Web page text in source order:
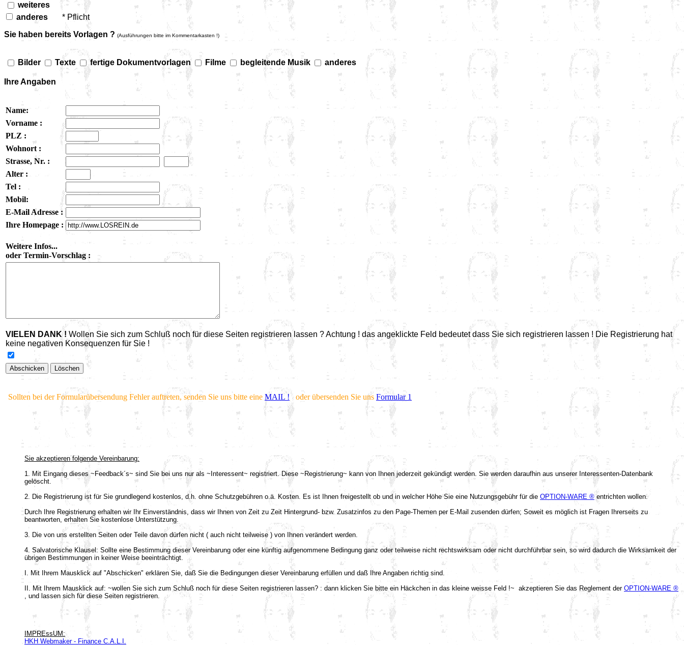
weiteres
anderes
* Pflicht
Sie haben bereits Vorlagen ? (Ausführungen bitte im Kommentarkasten !)
Bilder Texte fertige Dokumentvorlagen Filme begleitende Musik anderes
Ihre Angaben
Name:
Vorname :
PLZ :
Wohnort :
Strasse, Nr. :
Alter :
Tel :
Mobil:
E-Mail Adresse :
Ihre Homepage :
Weitere Infos...
oder Termin-Vorschlag :
VIELEN DANK ! Wollen Sie sich zum Schluß noch für diese Seiten registrieren lassen ? Achtung ! das angeklickte Feld bedeutet dass Sie sich registrieren lassen ! Die Registrierung hat
keine negativen Konsequenzen für Sie !
Sollten bei der Formularübersendung Fehler auftreten, senden Sie uns bitte eine MAIL ! oder übersenden Sie uns Formular 1
Sie akzeptieren folgende Vereinbarung:
1. Mit Eingang dieses ~Feedback´s~ sind Sie bei uns nur als ~Interessent~ registriert. Diese ~Registrierung~ kann von Ihnen jederzeit gekündigt werden. Sie werden daraufhin aus unserer Interessenten-Datenbank
gelöscht.
2. Die Registrierung ist für Sie grundlegend kostenlos, d.h. ohne Schutzgebühren o.ä. Kosten. Es ist Ihnen freigestellt ob und in welcher Höhe Sie eine Nutzungsgebühr für die OPTION-WARE ® entrichten wollen.
Durch Ihre Registrierung erhalten wir Ihr Einverständnis, dass wir Ihnen von Zeit zu Zeit Hintergrund- bzw. Zusatzinfos zu den Page-Themen per E-Mail zusenden dürfen; Soweit es möglich ist Fragen Ihrerseits zu
beantworten, erhalten Sie kostenlose Unterstützung.
3. Die von uns erstellten Seiten oder Teile davon dürfen nicht ( auch nicht teilweise ) von Ihnen verändert werden.
4. Salvatorische Klausel: Sollte eine Bestimmung dieser Vereinbarung oder eine künftig aufgenommene Bedingung ganz oder teilweise nicht rechtswirksam oder nicht durchführbar sein, so wird dadurch die Wirksamkeit der
übrigen Bestimmungen in keiner Weise beeinträchtigt.
I. Mit Ihrem Mausklick auf "Abschicken" erklären Sie, daß Sie die Bedingungen dieser Vereinbarung erfüllen und daß Ihre Angaben richtig sind.
II. Mit Ihrem Mausklick auf: ~wollen Sie sich zum Schluß noch für diese Seiten registrieren lassen? : dann klicken Sie bitte ein Häckchen in das kleine weisse Feld !~ akzeptieren Sie das Reglement der OPTION-WARE ®
, und lassen sich für diese Seiten registrieren.
IMPREssUM:
HKH Webmaker - Finance C.A.L.I.